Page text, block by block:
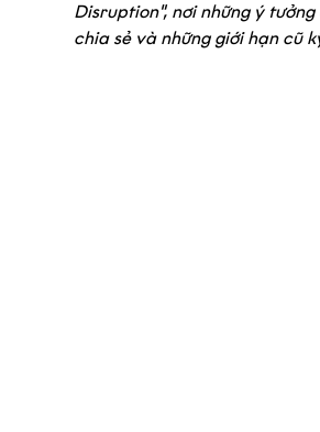
Disruption", nơi những ý
chia sẻ và những giới hạn cũ